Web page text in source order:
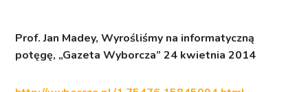
Prof. Jan Madey,Wyrośliśmy na informatyczną
potęgę, „Gazeta Wyborcza” 24 kwietnia 2014